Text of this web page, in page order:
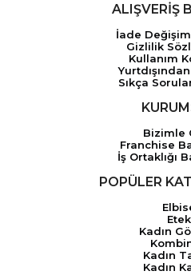
ALIŞVERİŞ
İade
Gizlilik
Kullanım
Sıkça
Bizimle
Franchise
İş Ortaklığı
POPÜLER
Etek
Kadın
Kadın
Kadın